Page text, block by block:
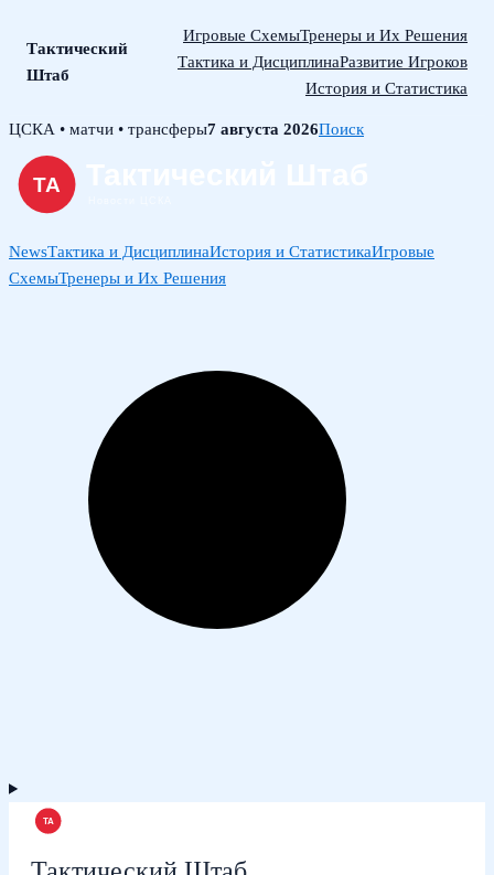
Тактический
Штаб
Игровые СхемыТренеры и Их Решения
Тактика и ДисциплинаРазвитие Игроков
История и Статистика
Skip
content
ЦСКА • матчи • трансферы7 августа 2026Поиск
NewsТактика и ДисциплинаИстория и СтатистикаИгровые
СхемыТренеры и Их Решения